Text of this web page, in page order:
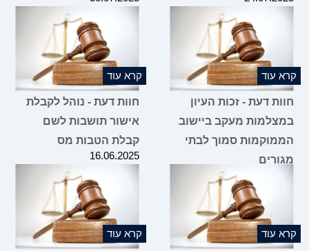
קרא עוד
חוות דעת - זכות העיון
במצלמות מעקב ביישוב
הממוקמות סמוך לבתי
מגורים
קרא עוד
חוות דעת - נוהל לקבלת
אישור תושבות לשם
קבלת הטבות מס
16.06.2025
קרא עוד קרא עוד